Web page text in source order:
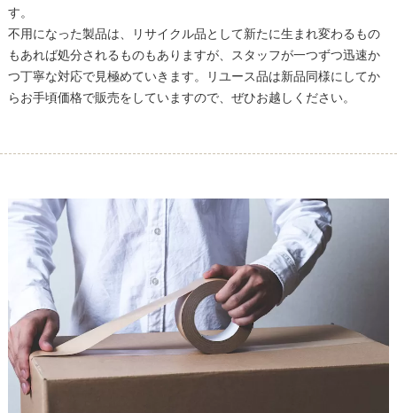
す。
不用になった製品は、リサイクル品として新たに生まれ変わるもの
もあれば処分されるものもありますが、スタッフが一つずつ迅速か
つ丁寧な対応で見極めていきます。リユース品は新品同様にしてか
らお手頃価格で販売をしていますので、ぜひお越しください。